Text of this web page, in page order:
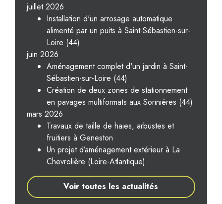
juillet 2026
Installation d'un arrosage automatique
alimenté par un puits à Saint-Sébastien-sur-
Loire (44)
juin 2026
Aménagement complet d'un jardin à Saint-
Sébastien-sur-Loire (44)
Création de deux zones de stationnement
en pavages multiformats aux Sorinières (44)
mars 2026
Travaux de taille de haies, arbustes et
fruitiers à Geneston
Un projet d’aménagement extérieur à La
Chevrolière (Loire-Atlantique)
Voir toutes les actualités